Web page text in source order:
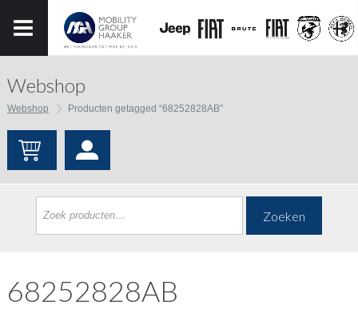
Webshop
Webshop Producten getagged “68252828AB”
Zoeken
68252828AB